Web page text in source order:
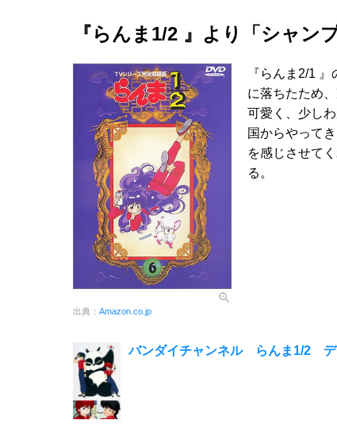
『らんま1/2 』より「シャン
出典： Amazon.co.jp
『らんま2/1
に落ちたため
可愛く、少し
国からやって
を感じさせて
る。
バンダイチャンネル らんま1/2